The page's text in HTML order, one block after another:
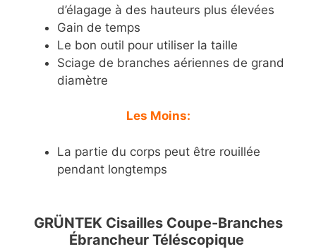
d’élagage à des hauteurs plus élevées
Gain de temps
Le bon outil pour utiliser la taille
Sciage de branches aériennes de grand
diamètre
Les Moins:
La partie du corps peut être rouillée
pendant longtemps
GRÜNTEK Cisailles Coupe-Branches
Ébrancheur Téléscopique